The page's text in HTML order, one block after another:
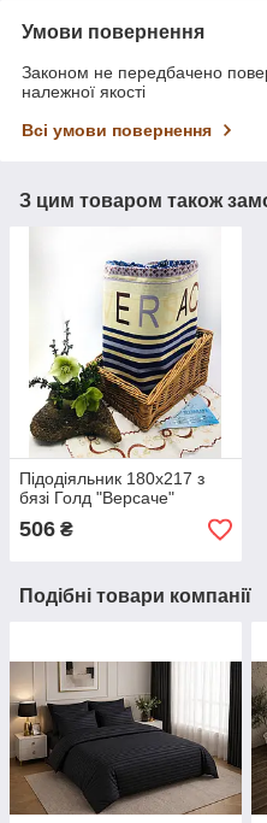
Умови повернення
Законом не передбачено
належної якості
Всі умови повернення
З цим товаром також
Підодіяльник 180х217 з
бязі Голд "Версаче"
506 ₴
Подібні товари компанії